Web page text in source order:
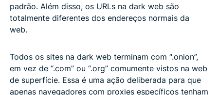
padrão. Além disso, os URLs na dark web são
totalmente diferentes dos endereços normais da
web.
Todos os sites na dark web terminam com “.onion”,
em vez de “.com” ou “.org” comumente vistos na web
de superfície. Essa é uma ação deliberada para que
apenas navegadores com proxies específicos tenham